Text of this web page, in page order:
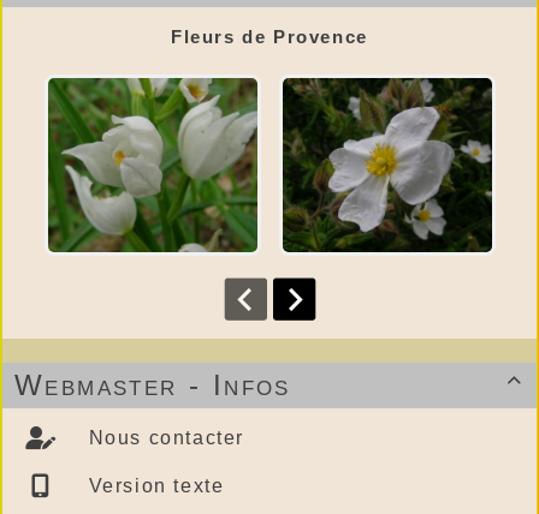
Fleurs de Provence

Webmaster - Infos
Nous contacter
Version texte